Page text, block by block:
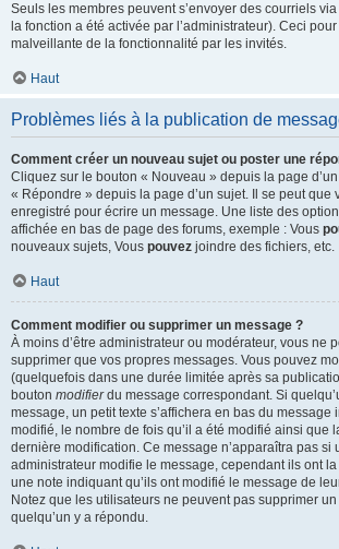
Seuls les membres peuvent s’envoyer des courriels
la fonction a été activée par l’administrateur). Ceci
malveillante de la fonctionnalité par les invités.
Haut
Problèmes liés à la publication de
Comment créer un nouveau sujet ou poster une
Cliquez sur le bouton « Nouveau » depuis la page
« Répondre » depuis la page d’un sujet. Il se peut que
enregistré pour écrire un message. Une liste des
affichée en bas de page des forums, exemple : Vous
nouveaux sujets, Vous pouvez joindre des fichiers, etc.
Haut
Comment modifier ou supprimer un message ?
À moins d’être administrateur ou modérateur, vous ne
supprimer que vos propres messages. Vous pouvez
(quelquefois dans une durée limitée après sa
bouton modifierdu message correspondant. Si
message, un petit texte s’affichera en bas du message
modifié, le nombre de fois qu’il a été modifié ainsi que
dernière modification. Ce message n’apparaîtra pas si
administrateur modifie le message, cependant ils ont
une note indiquant qu’ils ont modifié le message de
Notez que les utilisateurs ne peuvent pas supprimer
quelqu’un y a répondu.